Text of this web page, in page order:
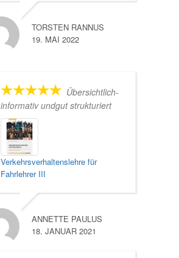
TORSTEN RANNUS
19. MAI 2022
Übersichtlich-
informativ undgut strukturiert
Verkehrsverhaltenslehre für
Fahrlehrer III
ANNETTE PAULUS
18. JANUAR 2021